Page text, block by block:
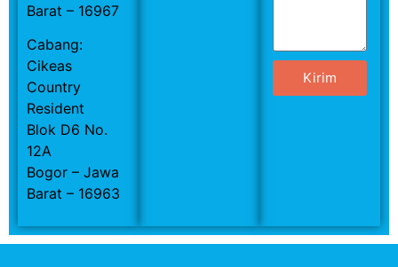
Barat – 16967
Cabang:
Cikeas
Country
Resident
Blok D6 No.
12A
Bogor – Jawa
Barat – 16963
Kirim